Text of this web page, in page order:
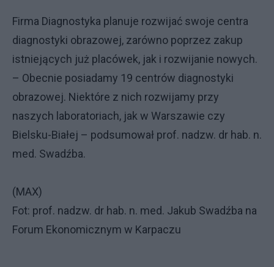
Firma Diagnostyka planuje rozwijać swoje centra
diagnostyki obrazowej, zarówno poprzez zakup
istniejących już placówek, jak i rozwijanie nowych.
– Obecnie posiadamy 19 centrów diagnostyki
obrazowej. Niektóre z nich rozwijamy przy
naszych laboratoriach, jak w Warszawie czy
Bielsku-Białej – podsumował prof. nadzw. dr hab. n.
med. Swadźba.
(MAX)
Fot: prof. nadzw. dr hab. n. med. Jakub Swadźba na
Forum Ekonomicznym w Karpaczu